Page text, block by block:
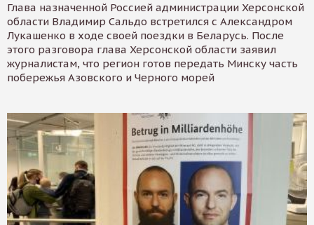
Глава назначенной Россией администрации Херсонской
области Владимир Сальдо встретился с Александром
Лукашенко в ходе своей поездки в Беларусь. После
этого разговора глава Херсонской области заявил
журналистам, что регион готов передать Минску часть
побережья Азовского и Черного морей